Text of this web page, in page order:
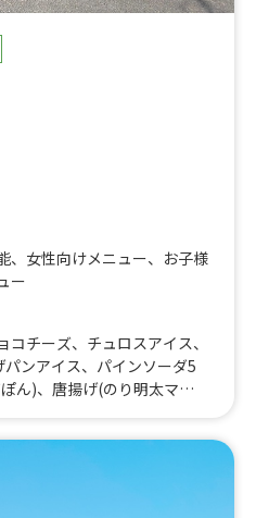
、 女性向けメニュー、 お子様
ー
チーズ、チュロスアイス、
ンアイス、パインソーダ5
ん)、唐揚げ(のり明太マ